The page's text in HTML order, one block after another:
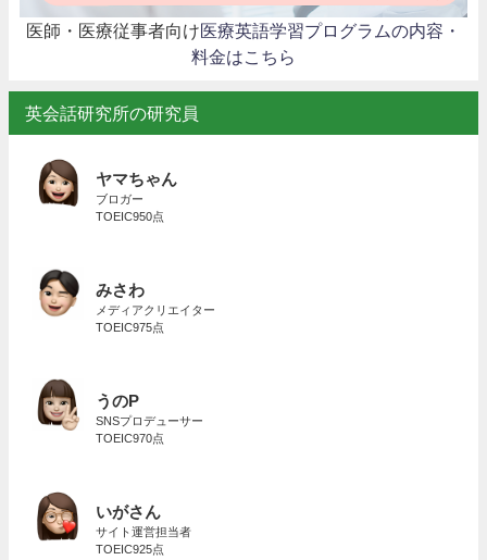
医師・医療従事者向け医療英語学習プログラムの内容・
料金はこちら
英会話研究所の研究員
ヤマちゃん
ブロガー
TOEIC950点
みさわ
メディアクリエイター
TOEIC975点
うのP
SNSプロデューサー
TOEIC970点
いがさん
サイト運営担当者
TOEIC925点